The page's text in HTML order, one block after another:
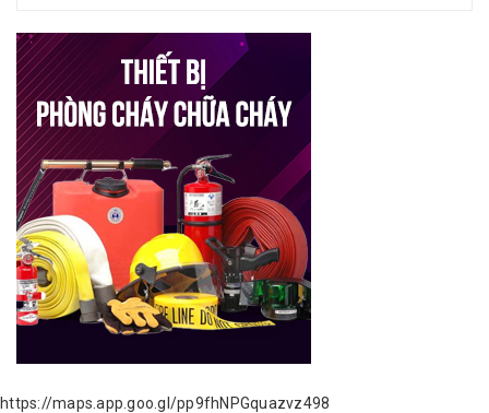
https://maps.app.goo.gl/pp9fhNPGquazvz498